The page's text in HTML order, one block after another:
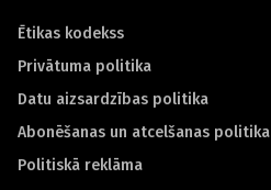
Ētikas kodekss
Privātuma politika
Datu aizsardzības politika
Abonēšanas un atcelšanas politika
Politiskā reklāma